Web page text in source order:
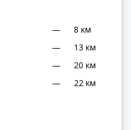
—
8 км
—
13 км
—
20 км
— 22 км